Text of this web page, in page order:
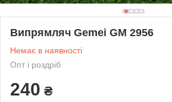
Випрямляч Gemei GM 2956
Немає в наявності
Опт і роздріб
240 ₴